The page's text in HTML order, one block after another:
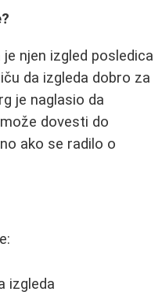
njen izgled posledica
da izgleda dobro za
je naglasio da
dovesti do
ako se radilo o
izgleda